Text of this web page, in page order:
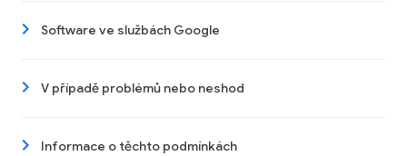
Software ve službách Google
V případě problémů nebo neshod
Informace o těchto podmínkách